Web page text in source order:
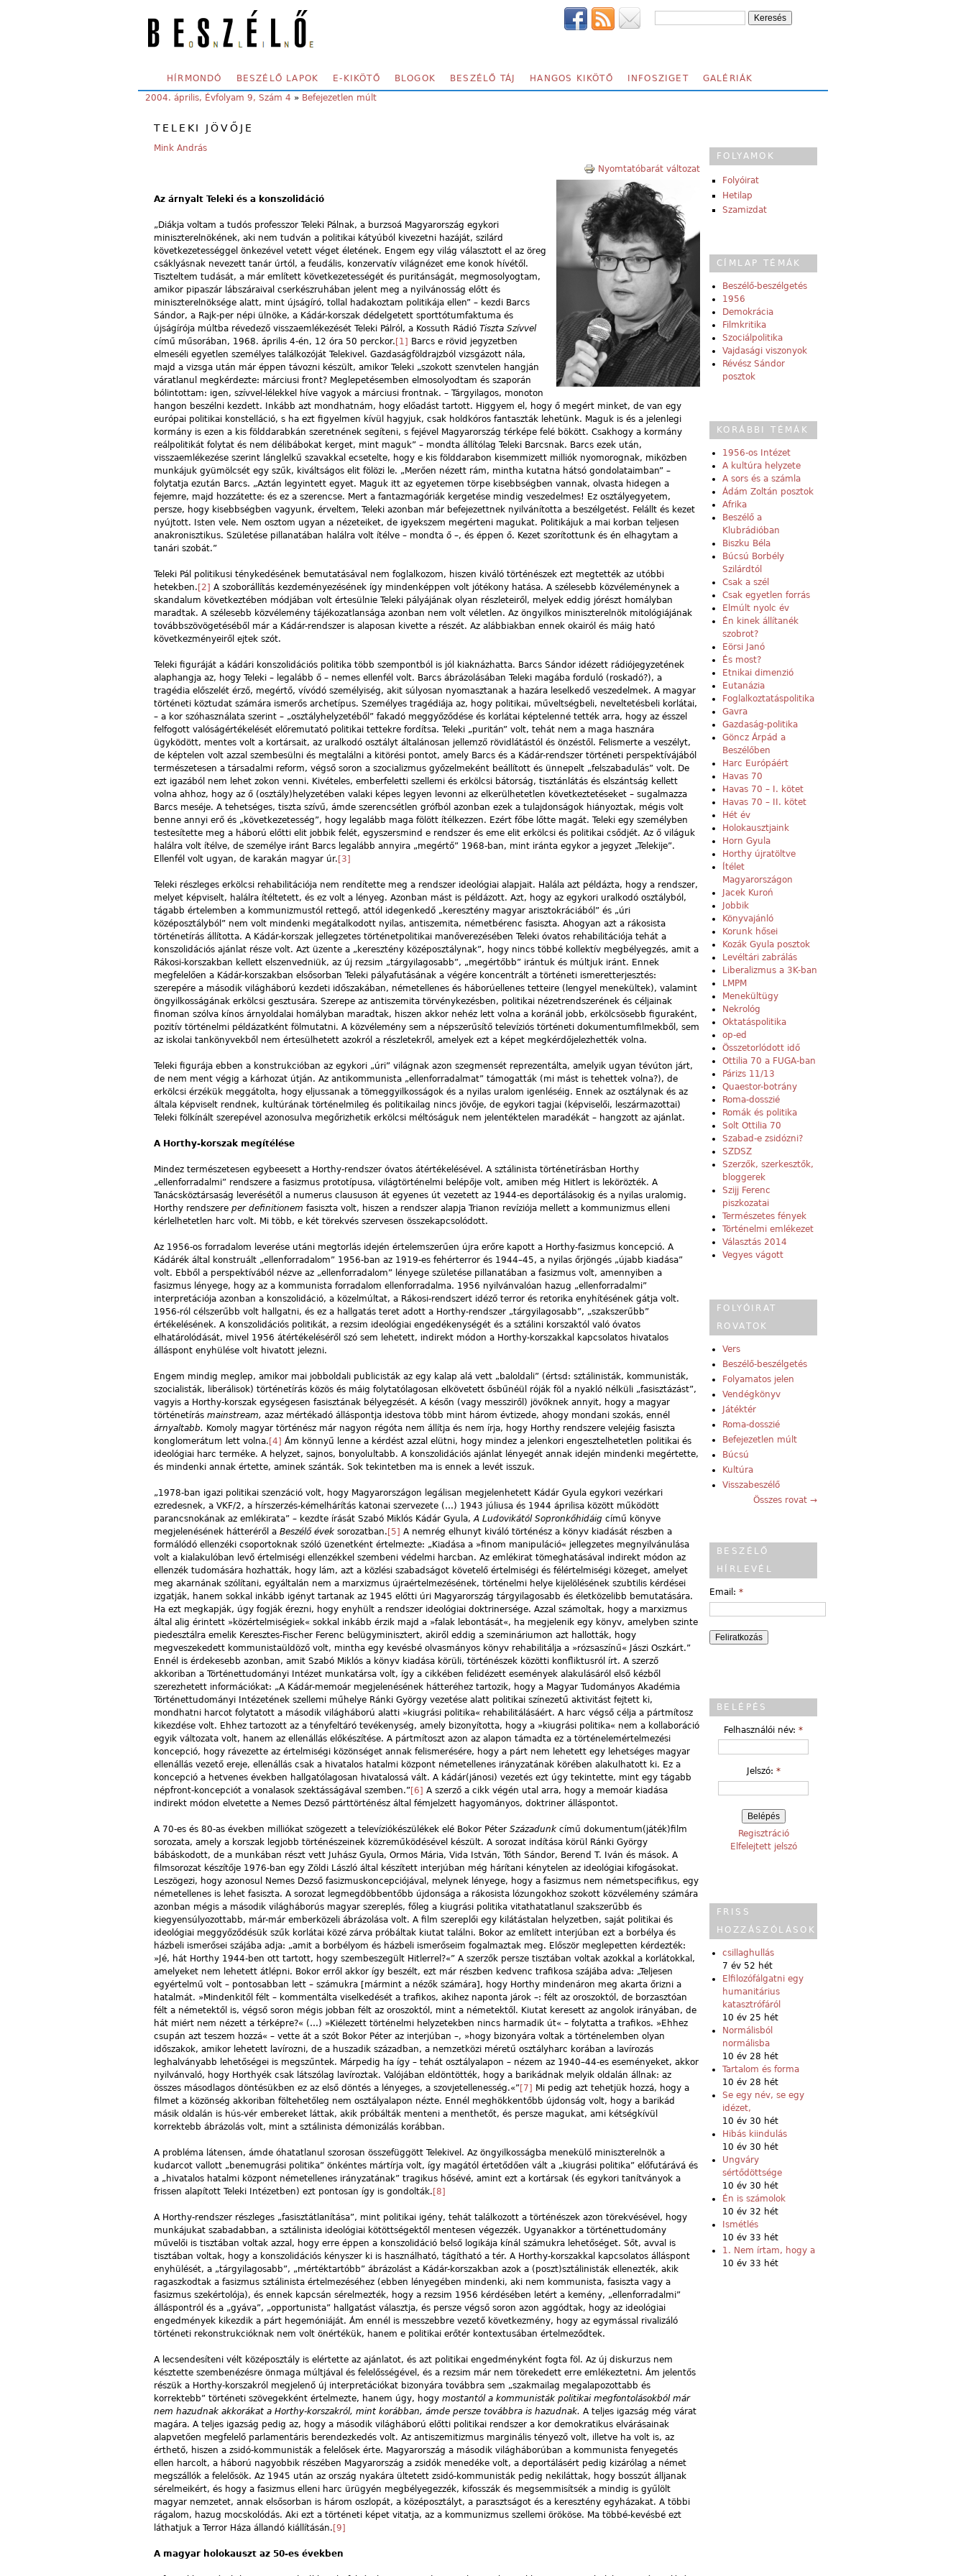
SECONDARY MENU
HÍRMONDÓ BESZÉLŐ LAPOK E-KIKÖTŐ BLOGOK BESZÉLŐ TÁJ HANGOS KIKÖTŐ INFOSZIGET GALÉRIÁK
YOU ARE HERE:
2004. április, Évfolyam 9, Szám 4 » Befejezetlen múlt
TELEKI JÖVŐJE
Mink András
Nyomtatóbarát változat
Az árnyalt Teleki és a konszolidáció
„Diákja voltam a tudós professzor Teleki Pálnak, a burzsoá Magyarország egykori
miniszterelnökének, aki nem tudván a politikai kátyúból kivezetni hazáját, szilárd
következetességgel önkezével vetett véget életének. Engem egy világ választott el az öreg
csáklyásnak nevezett tanár úrtól, a feudális, konzervatív világnézet eme konok hívétől.
Tiszteltem tudását, a már említett következetességét és puritánságát, megmosolyogtam,
amikor pipaszár lábszáraival cserkészruhában jelent meg a nyilvánosság előtt és
miniszterelnöksége alatt, mint újságíró, tollal hadakoztam politikája ellen” – kezdi Barcs
Sándor, a Rajk-per népi ülnöke, a Kádár-korszak dédelgetett sporttótumfaktuma és
újságírója múltba révedező visszaemlékezését Teleki Pálról, a Kossuth Rádió Tiszta Szívvel
című műsorában, 1968. április 4-én, 12 óra 50 perckor.[1] Barcs e rövid jegyzetben
elmeséli egyetlen személyes találkozóját Telekivel. Gazdaságföldrajzból vizsgázott nála,
majd a vizsga után már éppen távozni készült, amikor Teleki „szokott szenvtelen hangján
váratlanul megkérdezte: márciusi front? Meglepetésemben elmosolyodtam és szaporán
bólintottam: igen, szívvel-lélekkel híve vagyok a márciusi frontnak. – Tárgyilagos, monoton
hangon beszélni kezdett. Inkább azt mondhatnám, hogy előadást tartott. Higgyem el, hogy ő megért minket, de van egy
európai politikai konstelláció, s ha ezt figyelmen kívül hagyjuk, csak holdkóros fantaszták lehetünk. Maguk is és a jelenlegi
kormány is ezen a kis földdarabkán szeretnének segíteni, s fejével Magyarország térképe felé bökött. Csakhogy a kormány
reálpolitikát folytat és nem délibábokat kerget, mint maguk” – mondta állítólag Teleki Barcsnak. Barcs ezek után,
visszaemlékezése szerint lánglelkű szavakkal ecsetelte, hogy e kis földdarabon kisemmizett milliók nyomorognak, miközben
munkájuk gyümölcsét egy szűk, kiváltságos elit fölözi le. „Merően nézett rám, mintha kutatna hátsó gondolataimban” –
folytatja ezután Barcs. „Aztán legyintett egyet. Maguk itt az egyetemen törpe kisebbségben vannak, olvasta hidegen a
fejemre, majd hozzátette: és ez a szerencse. Mert a fantazmagóriák kergetése mindig veszedelmes! Ez osztályegyetem,
persze, hogy kisebbségben vagyunk, érveltem, Teleki azonban már befejezettnek nyilvánította a beszélgetést. Felállt és kezet
nyújtott. Isten vele. Nem osztom ugyan a nézeteiket, de igyekszem megérteni magukat. Politikájuk a mai korban teljesen
anakronisztikus. Születése pillanatában halálra volt ítélve – mondta ő –, és éppen ő. Kezet szorítottunk és én elhagytam a
tanári szobát.”
Teleki Pál politikusi ténykedésének bemutatásával nem foglalkozom, hiszen kiváló történészek ezt megtették az utóbbi
hetekben.[2] A szoborállítás kezdeményezésének így mindenképpen volt jótékony hatása. A szélesebb közvéleménynek a
skandalum következtében módjában volt értesülnie Teleki pályájának olyan részleteiről, melyek eddig jórészt homályban
maradtak. A szélesebb közvélemény tájékozatlansága azonban nem volt véletlen. Az öngyilkos miniszterelnök mitológiájának
továbbszövögetéséből már a Kádár-rendszer is alaposan kivette a részét. Az alábbiakban ennek okairól és máig ható
következményeiről ejtek szót.
Teleki figuráját a kádári konszolidációs politika több szempontból is jól kiaknázhatta. Barcs Sándor idézett rádiójegyzetének
alaphangja az, hogy Teleki – legalább ő – nemes ellenfél volt. Barcs ábrázolásában Teleki magába forduló (roskadó?), a
tragédia előszelét érző, megértő, vívódó személyiség, akit súlyosan nyomasztanak a hazára leselkedő veszedelmek. A magyar
történeti köztudat számára ismerős archetípus. Személyes tragédiája az, hogy politikai, műveltségbeli, neveltetésbeli korlátai,
– a kor szóhasználata szerint – „osztályhelyzetéből” fakadó meggyőződése és korlátai képtelenné tették arra, hogy az ésszel
felfogott valóságértékelését előremutató politikai tettekre fordítsa. Teleki „puritán” volt, tehát nem a maga hasznára
ügyködött, mentes volt a kortársait, az uralkodó osztályt általánosan jellemző rövidlátástól és önzéstől. Felismerte a veszélyt,
de képtelen volt azzal szembesülni és megtalálni a kitörési pontot, amely Barcs és a Kádár-rendszer történeti perspektívájából
természetesen a társadalmi reform, végső soron a szocializmus győzelmeként beállított és ünnepelt „felszabadulás” volt. De
ezt igazából nem lehet zokon venni. Kivételes, emberfeletti szellemi és erkölcsi bátorság, tisztánlátás és elszántság kellett
volna ahhoz, hogy az ő (osztály)helyzetében valaki képes legyen levonni az elkerülhetetlen következtetéseket – sugalmazza
Barcs meséje. A tehetséges, tiszta szívű, ámde szerencsétlen grófból azonban ezek a tulajdonságok hiányoztak, mégis volt
benne annyi erő és „következetesség”, hogy legalább maga fölött ítélkezzen. Ezért főbe lőtte magát. Teleki egy személyben
testesítette meg a háború előtti elit jobbik felét, egyszersmind e rendszer és eme elit erkölcsi és politikai csődjét. Az ő világuk
halálra volt ítélve, de személye iránt Barcs legalább annyira „megértő” 1968-ban, mint iránta egykor a jegyzet „Telekije”.
Ellenfél volt ugyan, de karakán magyar úr.[3]
Teleki részleges erkölcsi rehabilitációja nem rendítette meg a rendszer ideológiai alapjait. Halála azt példázta, hogy a rendszer,
melyet képviselt, halálra ítéltetett, és ez volt a lényeg. Azonban mást is példázott. Azt, hogy az egykori uralkodó osztályból,
tágabb értelemben a kommunizmustól rettegő, attól idegenkedő „keresztény magyar arisztokráciából” és „úri
középosztályból” nem volt mindenki megátalkodott nyilas, antiszemita, németbérenc fasiszta. Ahogyan azt a rákosista
történetírás állította. A Kádár-korszak jellegzetes történetpolitikai manőverezésében Teleki óvatos rehabilitációja tehát a
konszolidációs ajánlat része volt. Azt üzente a „keresztény középosztálynak”, hogy nincs többé kollektív megbélyegzés, amit a
Rákosi-korszakban kellett elszenvedniük, az új rezsim „tárgyilagosabb”, „megértőbb” irántuk és múltjuk iránt. Ennek
megfelelően a Kádár-korszakban elsősorban Teleki pályafutásának a végére koncentrált a történeti ismeretterjesztés:
szerepére a második világháború kezdeti időszakában, németellenes és háborúellenes tetteire (lengyel menekültek), valamint
öngyilkosságának erkölcsi gesztusára. Szerepe az antiszemita törvénykezésben, politikai nézetrendszerének és céljainak
finoman szólva kínos árnyoldalai homályban maradtak, hiszen akkor nehéz lett volna a koránál jobb, erkölcsösebb figuraként,
pozitív történelmi példázatként fölmutatni. A közvélemény sem a népszerűsítő televíziós történeti dokumentumfilmekből, sem
az iskolai tankönyvekből nem értesülhetett azokról a részletekről, amelyek ezt a képet megkérdőjelezhették volna.
Teleki figurája ebben a konstrukcióban az egykori „úri” világnak azon szegmensét reprezentálta, amelyik ugyan tévúton járt,
de nem ment végig a kárhozat útján. Az antikommunista „ellenforradalmat” támogatták (mi mást is tehettek volna?), de
erkölcsi érzékük meggátolta, hogy eljussanak a tömeggyilkosságok és a nyilas uralom igenléséig. Ennek az osztálynak és az
általa képviselt rendnek, kultúrának történelmileg és politikailag nincs jövője, de egykori tagjai (képviselői, leszármazottai)
Teleki fölkínált szerepével azonosulva megőrizhetik erkölcsi méltóságuk nem jelentéktelen maradékát – hangzott az ajánlat.
A Horthy-korszak megítélése
Mindez természetesen egybeesett a Horthy-rendszer óvatos átértékelésével. A sztálinista történetírásban Horthy
„ellenforradalmi” rendszere a fasizmus prototípusa, világtörténelmi belépője volt, amiben még Hitlert is lekörözték. A
Tanácsköztársaság leverésétől a numerus claususon át egyenes út vezetett az 1944-es deportálásokig és a nyilas uralomig.
Horthy rendszere per definitionem fasiszta volt, hiszen a rendszer alapja Trianon revíziója mellett a kommunizmus elleni
kérlelhetetlen harc volt. Mi több, e két törekvés szervesen összekapcsolódott.
Az 1956-os forradalom leverése utáni megtorlás idején értelemszerűen újra erőre kapott a Horthy-fasizmus koncepció. A
Kádárék által konstruált „ellenforradalom” 1956-ban az 1919-es fehérterror és 1944–45, a nyilas őrjöngés „újabb kiadása”
volt. Ebből a perspektívából nézve az „ellenforradalom” lényege születése pillanatában a fasizmus volt, amennyiben a
fasizmus lényege, hogy az a kommunista forradalom ellenforradalma. 1956 nyilvánvalóan hazug „ellenforradalmi”
interpretációja azonban a konszolidáció, a közelmúltat, a Rákosi-rendszert idéző terror és retorika enyhítésének gátja volt.
1956-ról célszerűbb volt hallgatni, és ez a hallgatás teret adott a Horthy-rendszer „tárgyilagosabb”, „szakszerűbb”
értékelésének. A konszolidációs politikát, a rezsim ideológiai engedékenységét és a sztálini korszaktól való óvatos
elhatárolódását, mivel 1956 átértékeléséről szó sem lehetett, indirekt módon a Horthy-korszakkal kapcsolatos hivatalos
álláspont enyhülése volt hivatott jelezni.
Engem mindig meglep, amikor mai jobboldali publicisták az egy kalap alá vett „baloldali” (értsd: sztálinisták, kommunisták,
szocialisták, liberálisok) történetírás közös és máig folytatólagosan elkövetett ősbűnéül róják föl a nyakló nélküli „fasisztázást”,
vagyis a Horthy-korszak egységesen fasisztának bélyegzését. A későn (vagy messziről) jövőknek annyit, hogy a magyar
történetírás mainstream, azaz mértékadó álláspontja idestova több mint három évtizede, ahogy mondani szokás, ennél
árnyaltabb. Komoly magyar történész már nagyon régóta nem állítja és nem írja, hogy Horthy rendszere velejéig fasiszta
konglomerátum lett volna.[4] Ám könnyű lenne a kérdést azzal elütni, hogy mindez a jelenkori engesztelhetetlen politikai és
ideológiai harc terméke. A helyzet, sajnos, bonyolultabb. A konszolidációs ajánlat lényegét annak idején mindenki megértette,
és mindenki annak értette, aminek szánták. Sok tekintetben ma is ennek a levét isszuk.
„1978-ban igazi politikai szenzáció volt, hogy Magyarországon legálisan megjelenhetett Kádár Gyula egykori vezérkari
ezredesnek, a VKF/2, a hírszerzés-kémelhárítás katonai szervezete (…) 1943 júliusa és 1944 áprilisa között működött
parancsnokának az emlékirata” – kezdte írását Szabó Miklós Kádár Gyula, A Ludovikától Sopronkőhidáig című könyve
megjelenésének hátteréről a Beszélő évek sorozatban.[5] A nemrég elhunyt kiváló történész a könyv kiadását részben a
formálódó ellenzéki csoportoknak szóló üzenetként értelmezte: „Kiadása a »finom manipuláció« jellegzetes megnyilvánulása
volt a kialakulóban levő értelmiségi ellenzékkel szembeni védelmi harcban. Az emlékirat tömeghatásával indirekt módon az
ellenzék tudomására hozhatták, hogy lám, azt a közlési szabadságot követelő értelmiségi és félértelmiségi közeget, amelyet
meg akarnának szólítani, egyáltalán nem a marxizmus újraértelmezésének, történelmi helye kijelölésének szubtilis kérdései
izgatják, hanem sokkal inkább igényt tartanak az 1945 előtti úri Magyarország tárgyilagosabb és életközelibb bemutatására.
Ha ezt megkapják, úgy fogják érezni, hogy enyhült a rendszer ideológiai doktrinersége. Azzal számoltak, hogy a marxizmus
által alig érintett »közértelmiségiek« sokkal inkább érzik majd a »falak lebontását«, ha megjelenik egy könyv, amelyben szinte
piedesztálra emelik Keresztes-Fischer Ferenc belügyminisztert, akiről eddig a szemináriumon azt hallották, hogy
megveszekedett kommunistaüldöző volt, mintha egy kevésbé olvasmányos könyv rehabilitálja a »rózsaszínű« Jászi Oszkárt.”
Ennél is érdekesebb azonban, amit Szabó Miklós a könyv kiadása körüli, történészek közötti konfliktusról írt. A szerző
akkoriban a Történettudományi Intézet munkatársa volt, így a cikkében felidézett események alakulásáról első kézből
szerezhetett információkat: „A Kádár-memoár megjelenésének hátteréhez tartozik, hogy a Magyar Tudományos Akadémia
Történettudományi Intézetének szellemi műhelye Ránki György vezetése alatt politikai színezetű aktivitást fejtett ki,
mondhatni harcot folytatott a második világháború alatti »kiugrási politika« rehabilitálásáért. A harc végső célja a pártmítosz
kikezdése volt. Ehhez tartozott az a tényfeltáró tevékenység, amely bizonyította, hogy a »kiugrási politika« nem a kollaboráció
egyik változata volt, hanem az ellenállás előkészítése. A pártmítoszt azon az alapon támadta ez a történelemértelmezési
koncepció, hogy rávezette az értelmiségi közönséget annak felismerésére, hogy a párt nem lehetett egy lehetséges magyar
ellenállás vezető ereje, ellenállás csak a hivatalos hatalmi központ németellenes irányzatának körében alakulhatott ki. Ez a
koncepció a hetvenes években hallgatólagosan hivatalossá vált. A kádár(jánosi) vezetés ezt úgy tekintette, mint egy tágabb
népfront-koncepciót a vonalasok szektásságával szemben.”[6] A szerző a cikk végén utal arra, hogy a memoár kiadása
indirekt módon elvetette a Nemes Dezső párttörténész által fémjelzett hagyományos, doktriner álláspontot.
A 70-es és 80-as években milliókat szögezett a televíziókészülékek elé Bokor Péter Századunk című dokumentum(játék)film
sorozata, amely a korszak legjobb történészeinek közreműködésével készült. A sorozat indítása körül Ránki György
bábáskodott, de a munkában részt vett Juhász Gyula, Ormos Mária, Vida István, Tóth Sándor, Berend T. Iván és mások. A
filmsorozat készítője 1976-ban egy Zöldi László által készített interjúban még hárítani kénytelen az ideológiai kifogásokat.
Leszögezi, hogy azonosul Nemes Dezső fasizmuskoncepciójával, melynek lényege, hogy a fasizmus nem németspecifikus, egy
németellenes is lehet fasiszta. A sorozat legmegdöbbentőbb újdonsága a rákosista lózungokhoz szokott közvélemény számára
azonban mégis a második világháborús magyar szereplés, főleg a kiugrási politika vitathatatlanul szakszerűbb és
kiegyensúlyozottabb, már-már emberközeli ábrázolása volt. A film szereplői egy kilátástalan helyzetben, saját politikai és
ideológiai meggyőződésük szűk korlátai közé zárva próbáltak kiutat találni. Bokor az említett interjúban ezt a borbélya és
házbeli ismerősei szájába adja: „amit a borbélyom és házbeli ismerőseim fogalmaztak meg. Először meglepetten kérdezték:
»Jé, hát Horthy 1944-ben ott tartott, hogy szembeszegült Hitlerrel?«” A szerzők persze tisztában voltak azokkal a korlátokkal,
amelyeket nem lehetett átlépni. Bokor erről akkor így beszélt, ezt már részben kedvenc trafikosa szájába adva: „Teljesen
egyértelmű volt – pontosabban lett – számukra [mármint a nézők számára], hogy Horthy mindenáron meg akarta őrizni a
hatalmát. »Mindenkitől félt – kommentálta viselkedését a trafikos, akihez naponta járok –: félt az oroszoktól, de borzasztóan
félt a németektől is, végső soron mégis jobban félt az oroszoktól, mint a németektől. Kiutat keresett az angolok irányában, de
hát miért nem nézett a térképre?« (…) »Kiélezett történelmi helyzetekben nincs harmadik út« – folytatta a trafikos. »Ehhez
csupán azt teszem hozzá« – vette át a szót Bokor Péter az interjúban –, »hogy bizonyára voltak a történelemben olyan
időszakok, amikor lehetett lavírozni, de a huszadik században, a nemzetközi méretű osztályharc korában a lavírozás
leghalványabb lehetőségei is megszűntek. Márpedig ha így – tehát osztályalapon – nézem az 1940–44-es eseményeket, akkor
nyilvánvaló, hogy Horthyék csak látszólag lavíroztak. Valójában eldöntötték, hogy a barikádnak melyik oldalán állnak: az
összes másodlagos döntésükben ez az első döntés a lényeges, a szovjetellenesség.«”[7] Mi pedig azt tehetjük hozzá, hogy a
filmet a közönség akkoriban föltehetőleg nem osztályalapon nézte. Ennél meghökkentőbb újdonság volt, hogy a barikád
másik oldalán is hús-vér embereket láttak, akik próbálták menteni a menthetőt, és persze magukat, ami kétségkívül
korrektebb ábrázolás volt, mint a sztálinista démonizálás korábban.
A probléma látensen, ámde óhatatlanul szorosan összefüggött Telekivel. Az öngyilkosságba menekülő miniszterelnök a
kudarcot vallott „benemugrási politika” önkéntes mártírja volt, így magától értetődően vált a „kiugrási politika” előfutárává és
a „hivatalos hatalmi központ németellenes irányzatának” tragikus hősévé, amint ezt a kortársak (és egykori tanítványok a
frissen alapított Teleki Intézetben) ezt pontosan így is gondolták.[8]
A Horthy-rendszer részleges „fasisztátlanítása”, mint politikai igény, tehát találkozott a történészek azon törekvésével, hogy
munkájukat szabadabban, a sztálinista ideológiai kötöttségektől mentesen végezzék. Ugyanakkor a történettudomány
művelői is tisztában voltak azzal, hogy erre éppen a konszolidáció belső logikája kínál számukra lehetőséget. Sőt, avval is
tisztában voltak, hogy a konszolidációs kényszer ki is használható, tágítható a tér. A Horthy-korszakkal kapcsolatos álláspont
enyhülését, a „tárgyilagosabb”, „mértéktartóbb” ábrázolást a Kádár-korszakban azok a (poszt)sztálinisták ellenezték, akik
ragaszkodtak a fasizmus sztálinista értelmezéséhez (ebben lényegében mindenki, aki nem kommunista, fasiszta vagy a
fasizmus szekértolója), és ennek kapcsán sérelmezték, hogy a rezsim 1956 kérdésében letért a kemény, „ellenforradalmi”
álláspontról és a „gyáva”, „opportunista” hallgatást választja, és persze végső soron azon aggódtak, hogy az ideológiai
engedmények kikezdik a párt hegemóniáját. Ám ennél is messzebbre vezető következmény, hogy az egymással rivalizáló
történeti rekonstrukcióknak nem volt önértékük, hanem e politikai erőtér kontextusában értelmeződtek.
A lecsendesíteni vélt középosztály is elértette az ajánlatot, és azt politikai engedményként fogta föl. Az új diskurzus nem
késztette szembenézésre önmaga múltjával és felelősségével, és a rezsim már nem törekedett erre emlékeztetni. Ám jelentős
részük a Horthy-korszakról megjelenő új interpretációkat bizonyára továbbra sem „szakmailag megalapozottabb és
korrektebb” történeti szövegekként értelmezte, hanem úgy, hogy mostantól a kommunisták politikai megfontolásokból már
nem hazudnak akkorákat a Horthy-korszakról, mint korábban, ámde persze továbbra is hazudnak. A teljes igazság még várat
magára. A teljes igazság pedig az, hogy a második világháború előtti politikai rendszer a kor demokratikus elvárásainak
alapvetően megfelelő parlamentáris berendezkedés volt. Az antiszemitizmus marginális tényező volt, illetve ha volt is, az
érthető, hiszen a zsidó-kommunisták a felelősek érte. Magyarország a második világháborúban a kommunista fenyegetés
ellen harcolt, a háború nagyobbik részében Magyarország a zsidók menedéke volt, a deportálásért pedig kizárólag a német
megszállók a felelősök. Az 1945 után az ország nyakára ültetett zsidó-kommunisták pedig nekiláttak, hogy bosszút álljanak
sérelmeikért, és hogy a fasizmus elleni harc ürügyén megbélyegezzék, kifosszák és megsemmisítsék a mindig is gyűlölt
magyar nemzetet, annak elsősorban is három oszlopát, a középosztályt, a parasztságot és a keresztény egyházakat. A többi
rágalom, hazug mocskolódás. Aki ezt a történeti képet vitatja, az a kommunizmus szellemi örököse. Ma többé-kevésbé ezt
láthatjuk a Terror Háza állandó kiállításán.[9]
A magyar holokauszt az 50-es években
FOLYAMOK
Folyóirat
Hetilap
Szamizdat
CÍMLAP TÉMÁK
Beszélő-beszélgetés
1956
Demokrácia
Filmkritika
Szociálpolitika
Vajdasági viszonyok
Révész Sándor
posztok
KORÁBBI TÉMÁK
1956-os Intézet
A kultúra helyzete
A sors és a számla
Ádám Zoltán posztok
Afrika
Beszélő a
Klubrádióban
Biszku Béla
Búcsú Borbély
Szilárdtól
Csak a szél
Csak egyetlen forrás
Elmúlt nyolc év
Én kinek állítanék
szobrot?
Eörsi Janó
És most?
Etnikai dimenzió
Eutanázia
Foglalkoztatáspolitika
Gavra
Gazdaság-politika
Göncz Árpád a
Beszélőben
Harc Európáért
Havas 70
Havas 70 – I. kötet
Havas 70 – II. kötet
Hét év
Holokausztjaink
Horn Gyula
Horthy újratöltve
Ítélet
Magyarországon
Jacek Kuroń
Jobbik
Könyvajánló
Korunk hősei
Kozák Gyula posztok
Levéltári zabrálás
Liberalizmus a 3K-ban
LMPM
Menekültügy
Nekrológ
Oktatáspolitika
op-ed
Összetorlódott idő
Ottilia 70 a FUGA-ban
Párizs 11/13
Quaestor-botrány
Roma-dosszié
Romák és politika
Solt Ottilia 70
Szabad-e zsidózni?
SZDSZ
Szerzők, szerkesztők,
bloggerek
Szijj Ferenc
piszkozatai
Természetes fények
Történelmi emlékezet
Választás 2014
Vegyes vágott
FOLYÓIRAT
ROVATOK
Vers
Beszélő-beszélgetés
Folyamatos jelen
Vendégkönyv
Játéktér
Roma-dosszié
Befejezetlen múlt
Búcsú
Kultúra
Visszabeszélő
Összes rovat →
BESZÉLŐ
HÍRLEVÉL
Email: *
BELÉPÉS
Felhasználói név: *
Jelszó: *
Regisztráció
Elfelejtett jelszó
FRISS
HOZZÁSZÓLÁSOK
csillaghullás
7 év 52 hét
Elfilozófálgatni egy
humanitárius
katasztrófáról
10 év 25 hét
Normálisból
normálisba
10 év 28 hét
Tartalom és forma
10 év 28 hét
Se egy név, se egy
idézet,
10 év 30 hét
Hibás kiindulás
10 év 30 hét
Ungváry
sértődöttsége
10 év 30 hét
Én is számolok
10 év 32 hét
Ismétlés
10 év 33 hét
1. Nem írtam, hogy a
10 év 33 hét